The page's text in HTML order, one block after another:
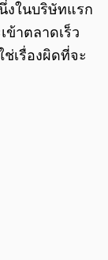
งในบริษัทแรก
ข้าตลาดเร็ว
เรื่องผิดที่จะ